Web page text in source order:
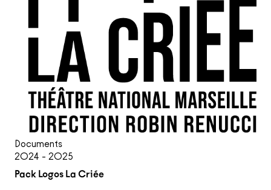
Documents
2024 - 2025
Pack Logos La Criée